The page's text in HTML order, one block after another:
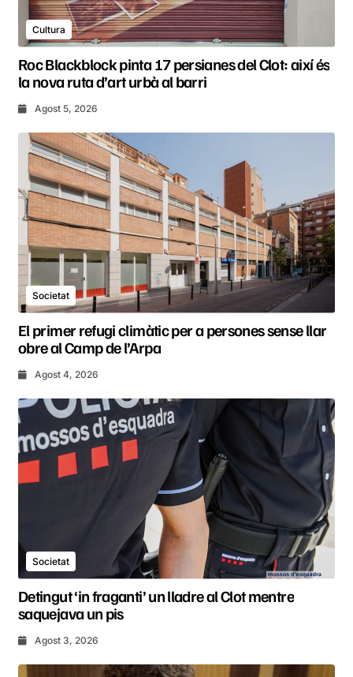
Cultura
Roc Blackblock pinta 17 persianes del Clot: així és
la nova ruta d’art urbà al barri
Agost 5, 2026
Societat
El primer refugi climàtic per a persones sense llar
obre al Camp de l’Arpa
Agost 4, 2026
Societat
Detingut ‘in fraganti’ un lladre al Clot mentre
saquejava un pis
Agost 3, 2026